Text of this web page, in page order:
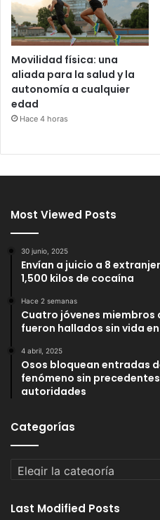
Movilidad física: una
aliada para la salud y la
autonomía a cualquier
edad
Hace 4 horas
Most Viewed Posts
30 junio, 2025
Envían a juicio a 8
1,500 kilos de cocaína
Hace 2 semanas
Cuatro jóvenes miembros
fueron hallados sin vida
4 abril, 2025
Osos bloquean entradas
fenómeno sin
autoridades
Categorías
Categorías
Last Modified Posts